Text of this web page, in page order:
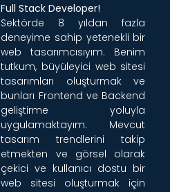
Full Stack Developer!
Sektörde 8 yıldan fazla
deneyime sahip yetenekli bir
web tasarımcısıyım. Benim
tutkum, büyüleyici web sitesi
tasarımları oluşturmak ve
bunları Frontend ve Backend
geliştirme yoluyla
uygulamaktayım. Mevcut
tasarım trendlerini takip
etmekten ve görsel olarak
çekici ve kullanıcı dostu bir
web sitesi oluşturmak için